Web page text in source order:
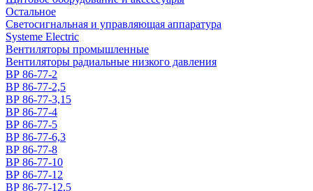
Остальное
Светосигнальная и управляющая аппаратура
Systeme Electric
Вентиляторы промышленные
Вентиляторы радиальные низкого давления
ВР 86-77-2
ВР 86-77-2,5
ВР 86-77-3,15
ВР 86-77-4
ВР 86-77-5
ВР 86-77-6,3
ВР 86-77-8
ВР 86-77-10
ВР 86-77-12
ВР 86-77-12,5